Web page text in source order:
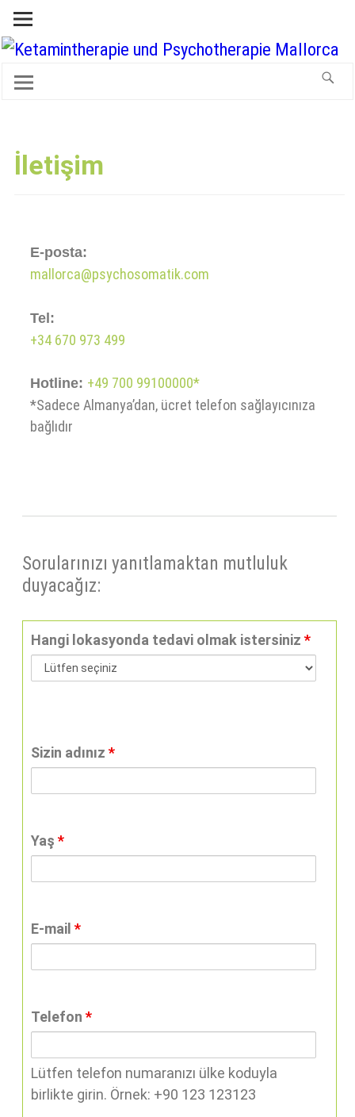
İletişim
E-posta:
mallorca@psychosomatik.com
Tel:
+34 670 973 499
Hotline: +49 700 99100000*
*Sadece Almanya’dan, ücret telefon sağlayıcınıza
bağlıdır
Sorularınızı yanıtlamaktan mutluluk
duyacağız:
Hangi lokasyonda tedavi olmak istersiniz *
Sizin adınız *
Yaş *
E-mail *
Telefon *
Lütfen telefon numaranızı ülke koduyla
birlikte girin. Örnek: +90 123 123123